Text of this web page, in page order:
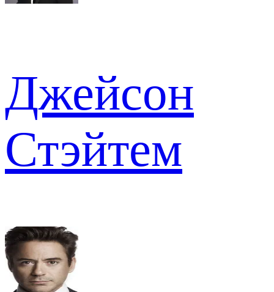
Джейсон
Стэйтем